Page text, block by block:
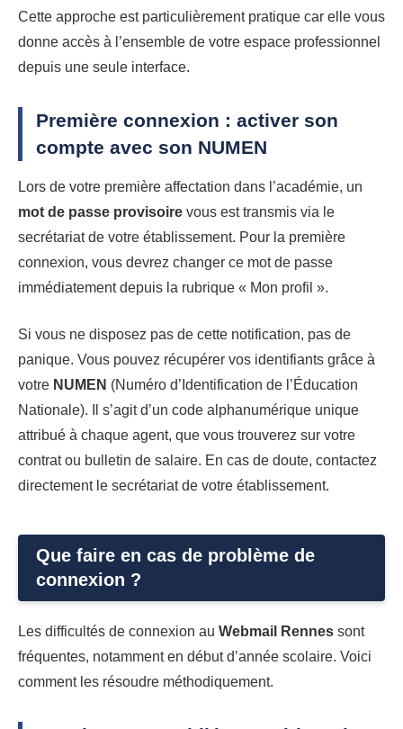
Cette approche est particulièrement pratique car elle vous
donne accès à l’ensemble de votre espace professionnel
depuis une seule interface.
Première connexion : activer son
compte avec son NUMEN
Lors de votre première affectation dans l’académie, un
mot de passe provisoire vous est transmis via le
secrétariat de votre établissement. Pour la première
connexion, vous devrez changer ce mot de passe
immédiatement depuis la rubrique « Mon profil ».
Si vous ne disposez pas de cette notification, pas de
panique. Vous pouvez récupérer vos identifiants grâce à
votre NUMEN (Numéro d’Identification de l’Éducation
Nationale). Il s’agit d’un code alphanumérique unique
attribué à chaque agent, que vous trouverez sur votre
contrat ou bulletin de salaire. En cas de doute, contactez
directement le secrétariat de votre établissement.
Que faire en cas de problème de
connexion ?
Les difficultés de connexion au Webmail Rennes sont
fréquentes, notamment en début d’année scolaire. Voici
comment les résoudre méthodiquement.